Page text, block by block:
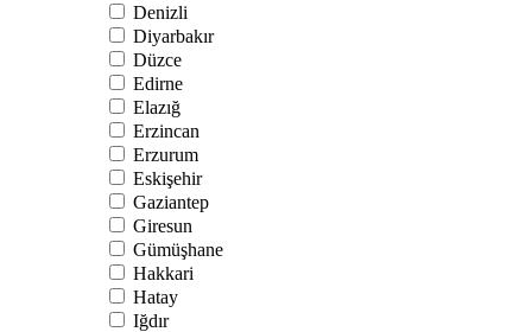
Denizli
Diyarbakır
Düzce
Edirne
Elazığ
Erzincan
Erzurum
Eskişehir
Gaziantep
Giresun
Gümüşhane
Hakkari
Hatay
Iğdır